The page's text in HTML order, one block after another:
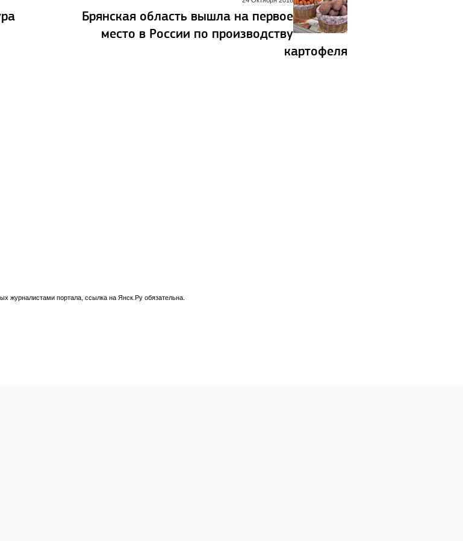
Брянская область вышла на первое
место в России по производству
картофеля
журналистами портала, ссылка на Янск.Ру обязательна.